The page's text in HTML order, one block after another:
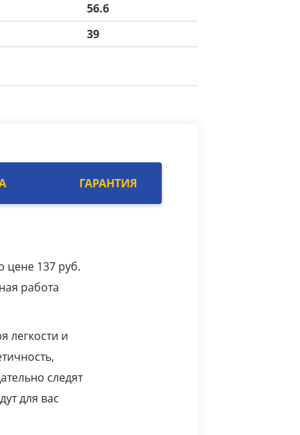
56.6
39
ГАРАНТИЯ
цене 137 руб.
работа
легкости и
следят
для вас